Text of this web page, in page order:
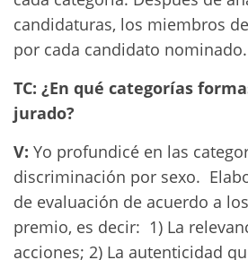
candidaturas, los miembros
por cada candidato nominado.
TC: ¿En qué categorías
jurado?
V: Yo profundicé en las
discriminación por sexo.
de evaluación de acuerdo a
premio, es decir: 1) La
acciones; 2) La autenticidad